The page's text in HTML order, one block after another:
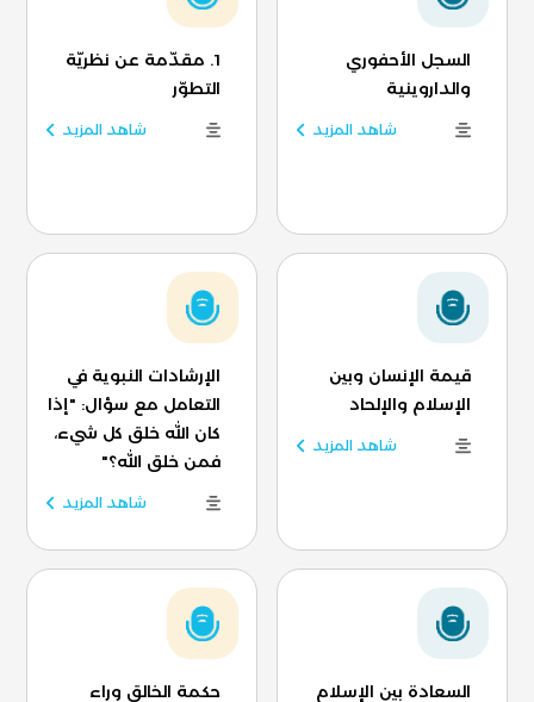
السجل الأحفوري
والداروينية
شاهد المزيد
1. مقدّمة عن نظريّة
التطوّر
شاهد المزيد
قيمة الإنسان وبين
الإسلام والإلحاد
شاهد المزيد
الإرشادات النبوية في
التعامل مع سؤال: "إذا
كان الله خلق كل شيء،
فمن خلق الله؟"
شاهد المزيد
السعادة بين الإسلام
حكمة الخالق وراء